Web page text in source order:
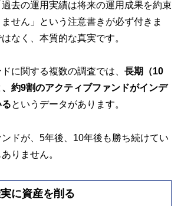
去の運用実績は将来の運用成果を約束
せん」という注意書きが必ず付きま
なく、本質的な真実です。
に関する複数の調査では、 長期（10
約9割のアクティブファンドがインデ
というデータがあります。
ドが、5年後、10年後も勝ち続けてい
りません。
に資産を削る